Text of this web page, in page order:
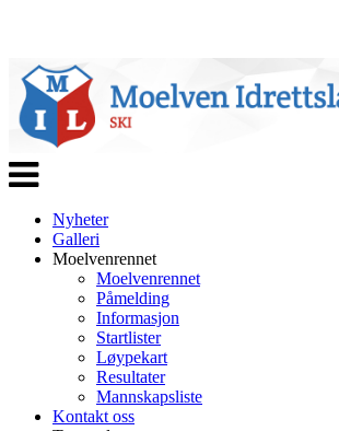
Veksle
navigasjon
Nyheter
Galleri
Moelvenrennet
Moelvenrennet
Påmelding
Informasjon
Startlister
Løypekart
Resultater
Mannskapsliste
Kontakt oss